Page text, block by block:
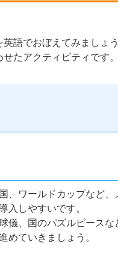
語でおぼえてみましょう
たアクティビティです。
、ワールドカップなど
入しやすいです。
儀、国のパズルピース
めていきましょう。